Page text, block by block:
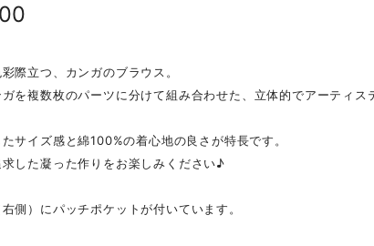
際立つ、カンガのブラウス。
ガを複数枚のパーツに分けて組み合わせた、立体的でアーティス
サイズ感と綿100%の着心地の良さが特長です。
した凝った作りをお楽しみください♪
側）にパッチポケットが付いています。